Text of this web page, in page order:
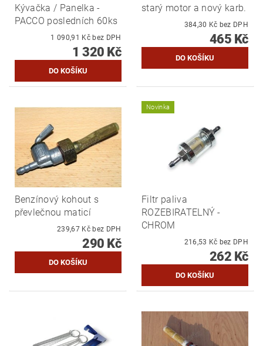
Kývačka / Panelka -
PACCO posledních 60ks
1 090,91 Kč bez DPH
1 320 Kč
starý motor a nový karb.
384,30 Kč bez DPH
465 Kč
Benzínový kohout s
převlečnou maticí
239,67 Kč bez DPH
290 Kč
Novinka
Filtr paliva
ROZEBIRATELNÝ -
CHROM
216,53 Kč bez DPH
262 Kč